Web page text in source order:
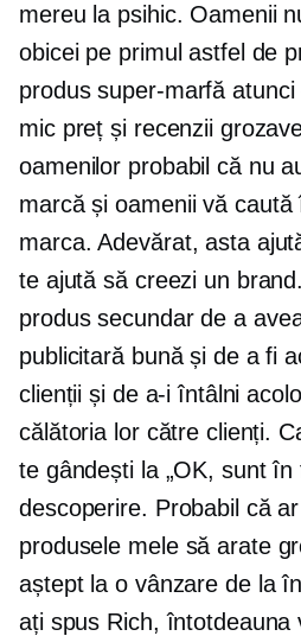
mereu la psihic. Oamenii
obicei pe primul astfel de
produs super-marfă
mic preț și recenzii
oamenilor probabil că nu
marcă și oamenii vă caută
marca. Adevărat, asta
te ajută să creezi un
produs secundar de a
publicitară bună și de a fi
clienții și de a-i întâlni
călătoria lor către clienți.
te gândești la „OK, sunt în
descoperire. Probabil că
produsele mele să arate
aștept la o vânzare de la
ați spus Rich, întotdeauna